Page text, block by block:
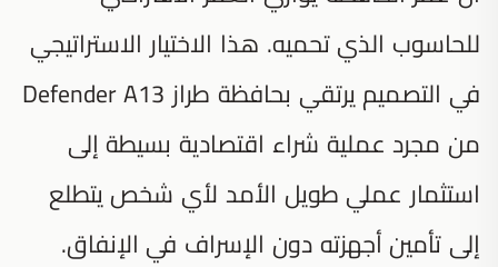
للحاسوب الذي تحميه. هذا الاختيار الاستراتيجي
في التصميم يرتقي بحافظة طراز Defender A13
من مجرد عملية شراء اقتصادية بسيطة إلى
استثمار عملي طويل الأمد لأي شخص يتطلع
إلى تأمين أجهزته دون الإسراف في الإنفاق.